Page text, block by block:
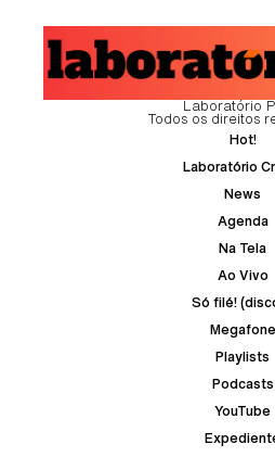
Laboratório
Todos os direitos
Hot!
Laboratório
News
Agenda
Na Tela
Ao Vivo
Só filé!
Megafone
Playlists
Podcasts
YouTube